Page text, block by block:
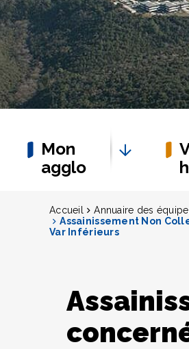
Mon
agglo
Accueil
Annuaire des
Assainissement Non
Var Inférieurs